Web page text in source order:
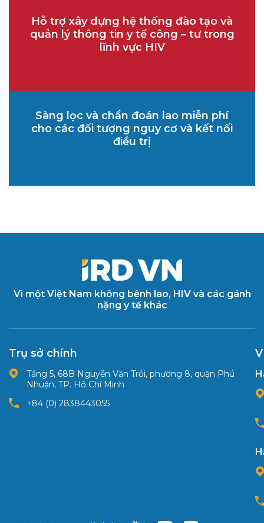
Hỗ trợ xây dựng hệ thống đào tạo và
quản lý thông tin y tế công – tư trong
lĩnh vực HIV
Sàng lọc và chẩn đoán lao miễn phí
cho các đối tượng nguy cơ và kết nối
điều trị
Vì một Việt Nam không bệnh lao, HIV và các gánh
nặng y tế khác
Trụ sở chính
Tầng 5, 68B Nguyễn Văn Trỗi, phường 8, quận Phú
Nhuận, TP. Hồ Chí Minh
+84 (0) 2838443055